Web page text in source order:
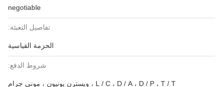
negotiable
تفاصيل التعبئة:
الحزمة القياسية
شروط الدفع:
L / C ، D / A ، D / P ، T / T ، ويسترن يونيون ، موني جرام